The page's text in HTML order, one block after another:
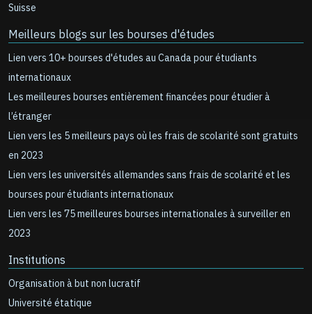
Suisse
Meilleurs blogs sur les bourses d'études
Lien vers 10+ bourses d'études au Canada pour étudiants
internationaux
Les meilleures bourses entièrement financées pour étudier à
l’étranger
Lien vers les 5 meilleurs pays où les frais de scolarité sont gratuits
en 2023
Lien vers les universités allemandes sans frais de scolarité et les
bourses pour étudiants internationaux
Lien vers les 75 meilleures bourses internationales à surveiller en
2023
Institutions
Organisation à but non lucratif
Université étatique